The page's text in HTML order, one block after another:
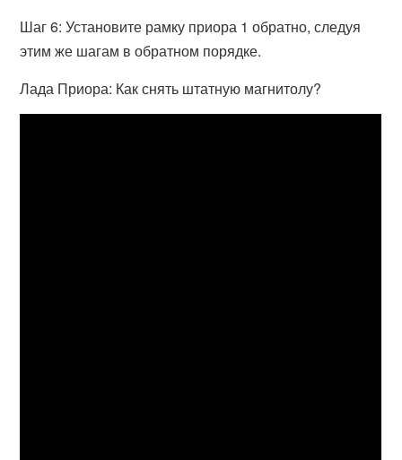
Шаг 6: Установите рамку приора 1 обратно, следуя
этим же шагам в обратном порядке.
Лада Приора: Как снять штатную магнитолу?